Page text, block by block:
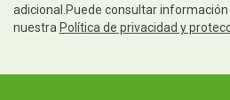
adicional.Puede consultar
nuestra Política de privacidad y